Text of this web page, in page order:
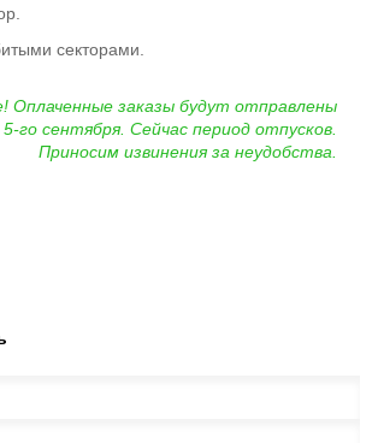
секторами.
Оплаченные заказы будут отправлены
5-го сентября. Сейчас период отпусков.
Приносим извинения за неудобства.